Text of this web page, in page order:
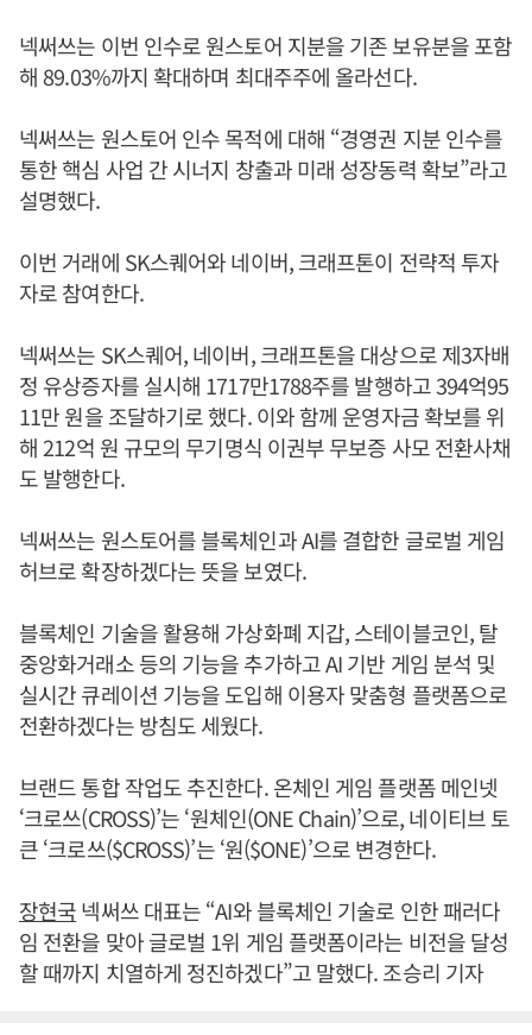
넥써쓰는 이번 인수로 원스토어 지분을 기존 보유분을 포함
해 89.03%까지 확대하며 최대주주에 올라선다.
넥써쓰는 원스토어 인수 목적에 대해 “경영권 지분 인수를
통한 핵심 사업 간 시너지 창출과 미래 성장동력 확보”라고
설명했다.
이번 거래에 SK스퀘어와 네이버, 크래프톤이 전략적 투자
자로 참여한다.
넥써쓰는 SK스퀘어, 네이버, 크래프톤을 대상으로 제3자배
정 유상증자를 실시해 1717만1788주를 발행하고 394억95
11만 원을 조달하기로 했다. 이와 함께 운영자금 확보를 위
해 212억 원 규모의 무기명식 이권부 무보증 사모 전환사채
도 발행한다.
넥써쓰는 원스토어를 블록체인과 AI를 결합한 글로벌 게임
허브로 확장하겠다는 뜻을 보였다.
블록체인 기술을 활용해 가상화폐 지갑, 스테이블코인, 탈
중앙화거래소 등의 기능을 추가하고 AI 기반 게임 분석 및
실시간 큐레이션 기능을 도입해 이용자 맞춤형 플랫폼으로
전환하겠다는 방침도 세웠다.
브랜드 통합 작업도 추진한다. 온체인 게임 플랫폼 메인넷
‘크로쓰(CROSS)’는 ‘원체인(ONE Chain)’으로, 네이티브 토
큰 ‘크로쓰($CROSS)’는 ‘원($ONE)’으로 변경한다.
장현국넥써쓰 대표는 “AI와 블록체인 기술로 인한 패러다
임 전환을 맞아 글로벌 1위 게임 플랫폼이라는 비전을 달성
할 때까지 치열하게 정진하겠다”고 말했다. 조승리 기자